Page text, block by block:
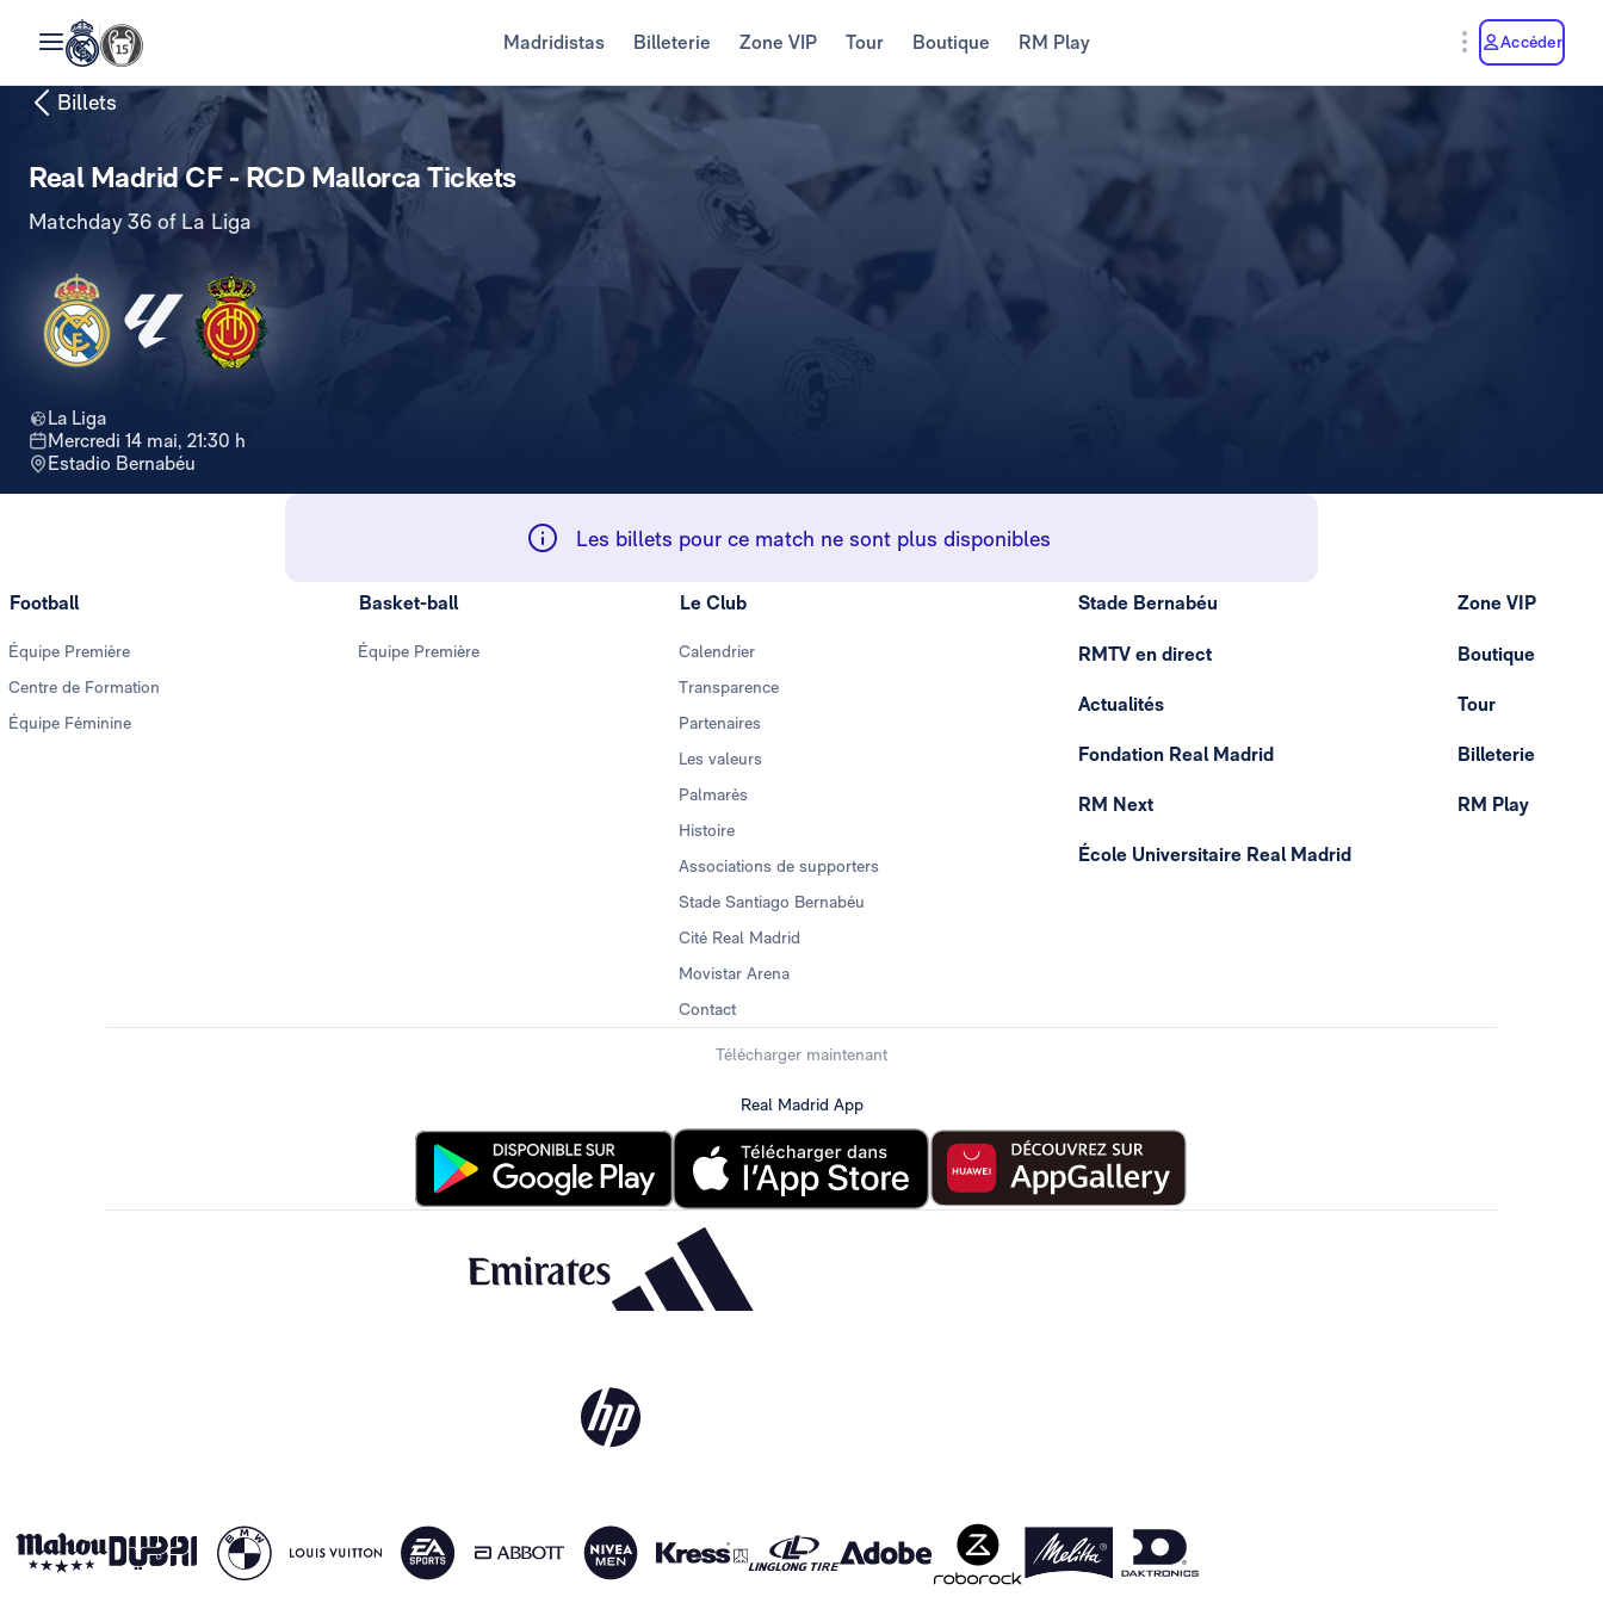
Madridistas Billeterie Zone VIP Tour Boutique RM Play Accéder
Billets
Real Madrid CF - RCD Mallorca Tickets
Matchday 36 of La Liga
La Liga
mercredi 14 mai, 21:30 h
Estadio Bernabéu
Les billets pour ce match ne sont plus disponibles
Football
Équipe Première
Centre de Formation
Équipe Féminine
Basket-ball
Équipe Première
Le Club
Calendrier
Transparence
Partenaires
Les valeurs
Palmarès
Histoire
Associations de supporters
Stade Santiago Bernabéu
Cité Real Madrid
Movistar Arena
Contact
Stade Bernabéu
RMTV en direct
Actualités
Fondation Real Madrid
RM Next
École Universitaire Real Madrid
Zone VIP
Boutique
Tour
Billeterie
RM Play
Télécharger maintenant
Real Madrid App